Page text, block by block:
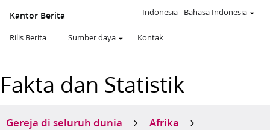
Kantor Berita
Rilis Berita Sumber daya Kontak
Indonesia- Bahasa Indonesia
Fakta dan Statistik
Gereja di seluruh dunia
Afrika